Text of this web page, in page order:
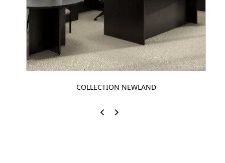
COLLECTION NEWLAND